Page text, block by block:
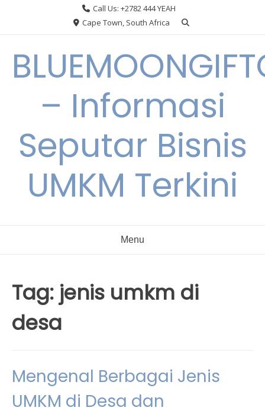
Call Us: +2782 444 YEAH
Cape Town, South Africa
– Informasi
Seputar Bisnis
UMKM Terkini
Menu
Tag: jenis umkm di
desa
Mengenal Berbagai Jenis
UMKM di Desa dan